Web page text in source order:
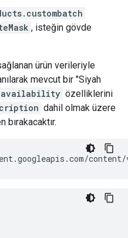
, isteğin gövde
ürün verileriyle
mevcut bir "Siyah
availability özelliklerini
dahil olmak üzere
bırakacaktır.